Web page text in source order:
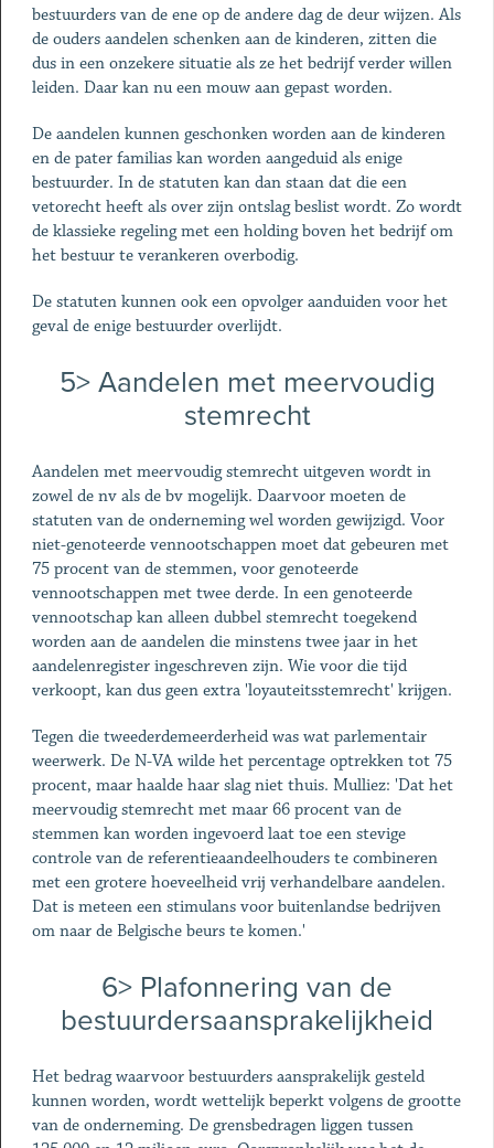
bestuurders van de ene op de andere dag de deur wijzen. Als
de ouders aandelen schenken aan de kinderen, zitten die
dus in een onzekere situatie als ze het bedrijf verder willen
leiden. Daar kan nu een mouw aan gepast worden.
De aandelen kunnen geschonken worden aan de kinderen
en de pater familias kan worden aangeduid als enige
bestuurder. In de statuten kan dan staan dat die een
vetorecht heeft als over zijn ontslag beslist wordt. Zo wordt
de klassieke regeling met een holding boven het bedrijf om
het bestuur te verankeren overbodig.
De statuten kunnen ook een opvolger aanduiden voor het
geval de enige bestuurder overlijdt.
5> Aandelen met meervoudig
stemrecht
Aandelen met meervoudig stemrecht uitgeven wordt in
zowel de nv als de bv mogelijk. Daarvoor moeten de
statuten van de onderneming wel worden gewijzigd. Voor
niet-genoteerde vennootschappen moet dat gebeuren met
75 procent van de stemmen, voor genoteerde
vennootschappen met twee derde. In een genoteerde
vennootschap kan alleen dubbel stemrecht toegekend
worden aan de aandelen die minstens twee jaar in het
aandelenregister ingeschreven zijn. Wie voor die tijd
verkoopt, kan dus geen extra 'loyauteitsstemrecht' krijgen.
Tegen die tweederdemeerderheid was wat parlementair
weerwerk. De N-VA wilde het percentage optrekken tot 75
procent, maar haalde haar slag niet thuis. Mulliez: 'Dat het
meervoudig stemrecht met maar 66 procent van de
stemmen kan worden ingevoerd laat toe een stevige
controle van de referentieaandeelhouders te combineren
met een grotere hoeveelheid vrij verhandelbare aandelen.
Dat is meteen een stimulans voor buitenlandse bedrijven
om naar de Belgische beurs te komen.'
6> Plafonnering van de
bestuurdersaansprakelijkheid
Het bedrag waarvoor bestuurders aansprakelijk gesteld
kunnen worden, wordt wettelijk beperkt volgens de grootte
van de onderneming. De grensbedragen liggen tussen